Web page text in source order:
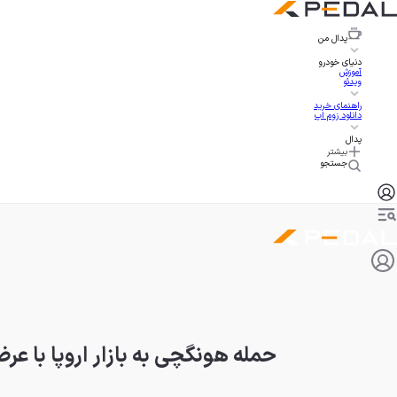
پدال من
دنیای خودرو
آموزش
ویدئو
راهنمای خرید
دانلود زوم اپ
پدال
بیشتر
جستجو
حمله هونگچی به بازار اروپا با عرضه ۱۵ مدل مختلف در